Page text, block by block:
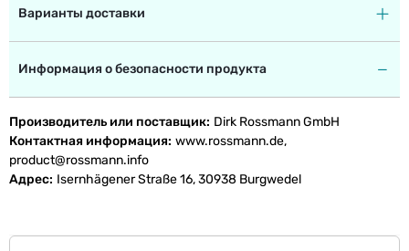
Варианты доставки
Информация о безопасности продукта
Производитель или поставщик Dirk Rossmann GmbH
Контактная информация www.rossmann.de,
product@rossmann.info
Адрес Isernhägener Straße 16, 30938 Burgwedel